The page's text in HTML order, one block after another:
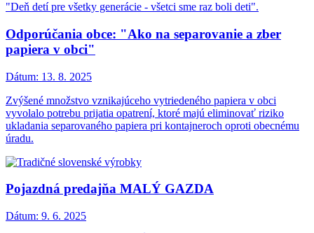
"Deň detí pre všetky generácie - všetci sme raz boli deti".
Odporúčania obce: "Ako na separovanie a zber
papiera v obci"
Dátum: 13. 8. 2025
Zvýšené množstvo vznikajúceho vytriedeného papiera v obci
vyvolalo potrebu prijatia opatrení, ktoré majú eliminovať riziko
ukladania separovaného papiera pri kontajneroch oproti obecnému
úradu.
Pojazdná predajňa MALÝ GAZDA
Dátum: 9. 6. 2025